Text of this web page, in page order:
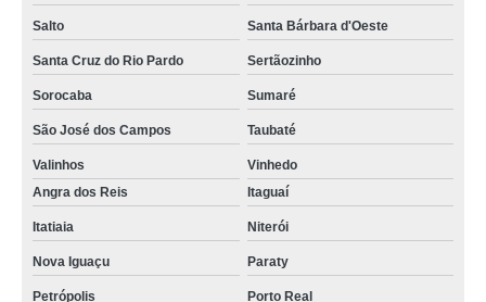
Salto Santa Bárbara d'Oeste
Santa Cruz do Rio Pardo Sertãozinho
Sorocaba Sumaré
São José dos Campos Taubaté
Valinhos
Vinhedo
Angra dos Reis
Itaguaí
Itatiaia Niterói
Nova Iguaçu Paraty
Petrópolis Porto Real